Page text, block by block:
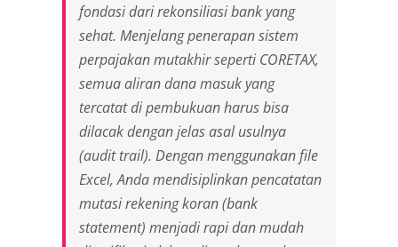
fondasi dari rekonsiliasi bank yang
sehat. Menjelang penerapan sistem
perpajakan mutakhir seperti CORETAX,
semua aliran dana masuk yang
tercatat di pembukuan harus bisa
dilacak dengan jelas asal usulnya
(audit trail). Dengan menggunakan file
Excel, Anda mendisiplinkan pencatatan
mutasi rekening koran (bank
statement) menjadi rapi dan mudah